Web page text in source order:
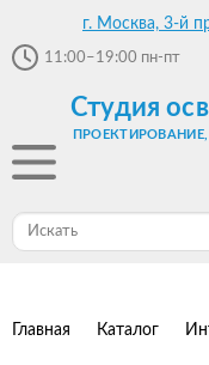
г. Москва, 3-й
11:00–19:00 пн-пт
Студия
Главная Каталог